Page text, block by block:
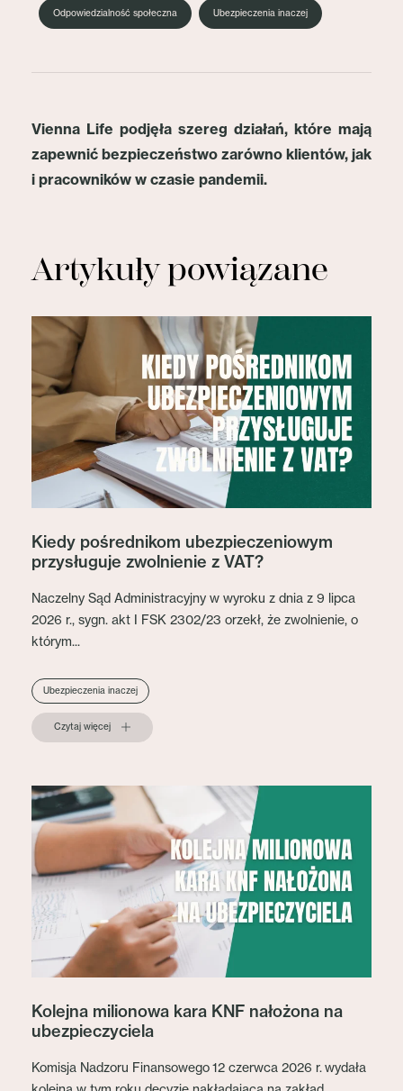
Odpowiedzialność społeczna Ubezpieczenia inaczej
Vienna Life podjęła szereg działań, które mają
zapewnić bezpieczeństwo zarówno klientów, jak
i pracowników w czasie pandemii.
Artykuły powiązane
Kiedy pośrednikom ubezpieczeniowym
przysługuje zwolnienie z VAT?
Naczelny Sąd Administracyjny w wyroku z dnia z 9 lipca
2026 r., sygn. akt I FSK 2302/23 orzekł, że zwolnienie, o
którym...
Ubezpieczenia inaczej
Czytaj więcej
Kolejna milionowa kara KNF nałożona na
ubezpieczyciela
Komisja Nadzoru Finansowego 12 czerwca 2026 r. wydała